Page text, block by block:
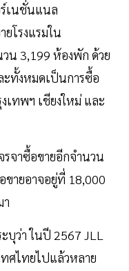
เนชั่นแนล
ยโรงแรมใน
น 3,199 ห้องพัก ด้วย
ทั้งหมดเป็นการซื้อ
เทพฯ เชียงใหม่ และ
รจาซื้อขายอีกจำนวน
ขายอาจอยู่ที่ 18,000
ว่า ในปี 2567 JLL
ศไทยไปแล้วหลาย